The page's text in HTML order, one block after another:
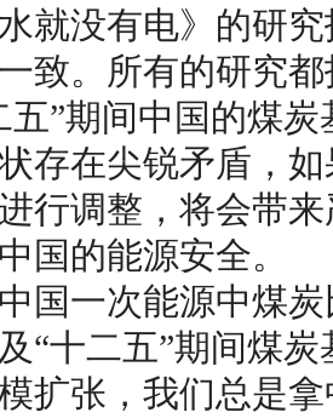
就没有电》的研
致。所有的研究
五”期间中国的煤
存在尖锐矛盾，
行调整，将会带
国的能源安全。
一次能源中煤炭
“十二五”期间煤
扩张，我们总是